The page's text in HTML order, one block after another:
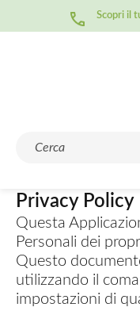
Scopri il
Privacy Policy
Questa
Personali dei
Questo
utilizzando il
impostazioni di